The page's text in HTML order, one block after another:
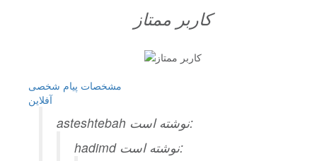
کاربر ممتاز
مشخصات پیام شخصی
آفلاين
asteshtebah نوشته است:
hadimd نوشته است: